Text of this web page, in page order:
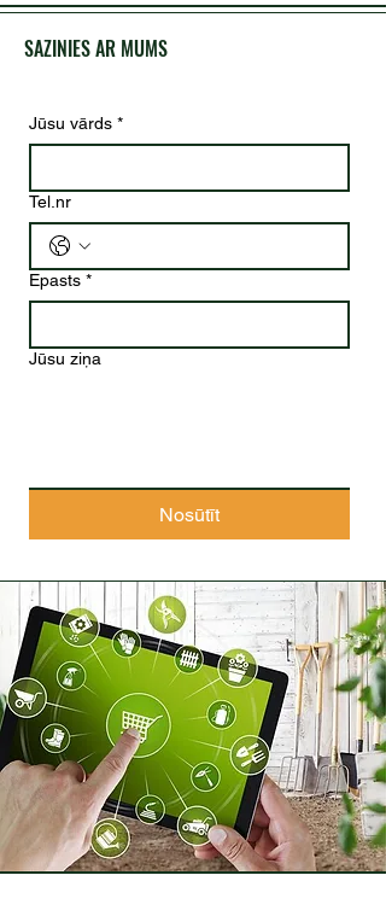
SAZINIES AR MUMS
Jūsu vārds *
Tel.nr
Epasts *
Jūsu ziņa
Nosūtīt